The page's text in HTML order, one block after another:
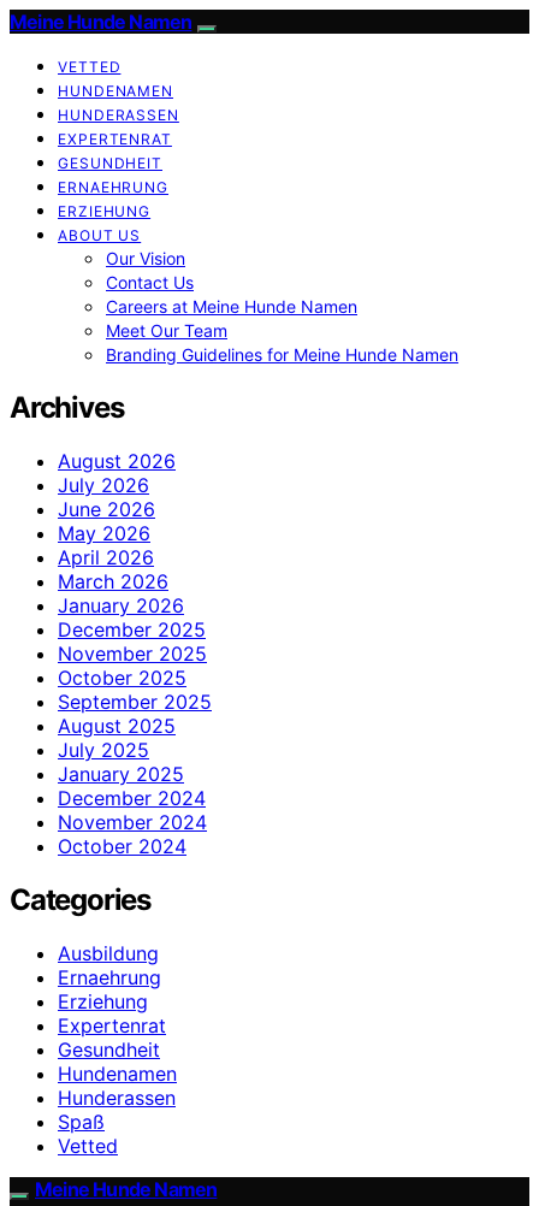
Meine Hunde Namen
VETTED
HUNDENAMEN
HUNDERASSEN
EXPERTENRAT
GESUNDHEIT
ERNAEHRUNG
ERZIEHUNG
ABOUT US
Our Vision
Contact Us
Careers at Meine Hunde Namen
Meet Our Team
Branding Guidelines for Meine Hunde Namen
Archives
August 2026
July 2026
June 2026
May 2026
April 2026
March 2026
January 2026
December 2025
November 2025
October 2025
September 2025
August 2025
July 2025
January 2025
December 2024
November 2024
October 2024
Categories
Ausbildung
Ernaehrung
Erziehung
Expertenrat
Gesundheit
Hundenamen
Hunderassen
Spaß
Vetted
Meine Hunde Namen